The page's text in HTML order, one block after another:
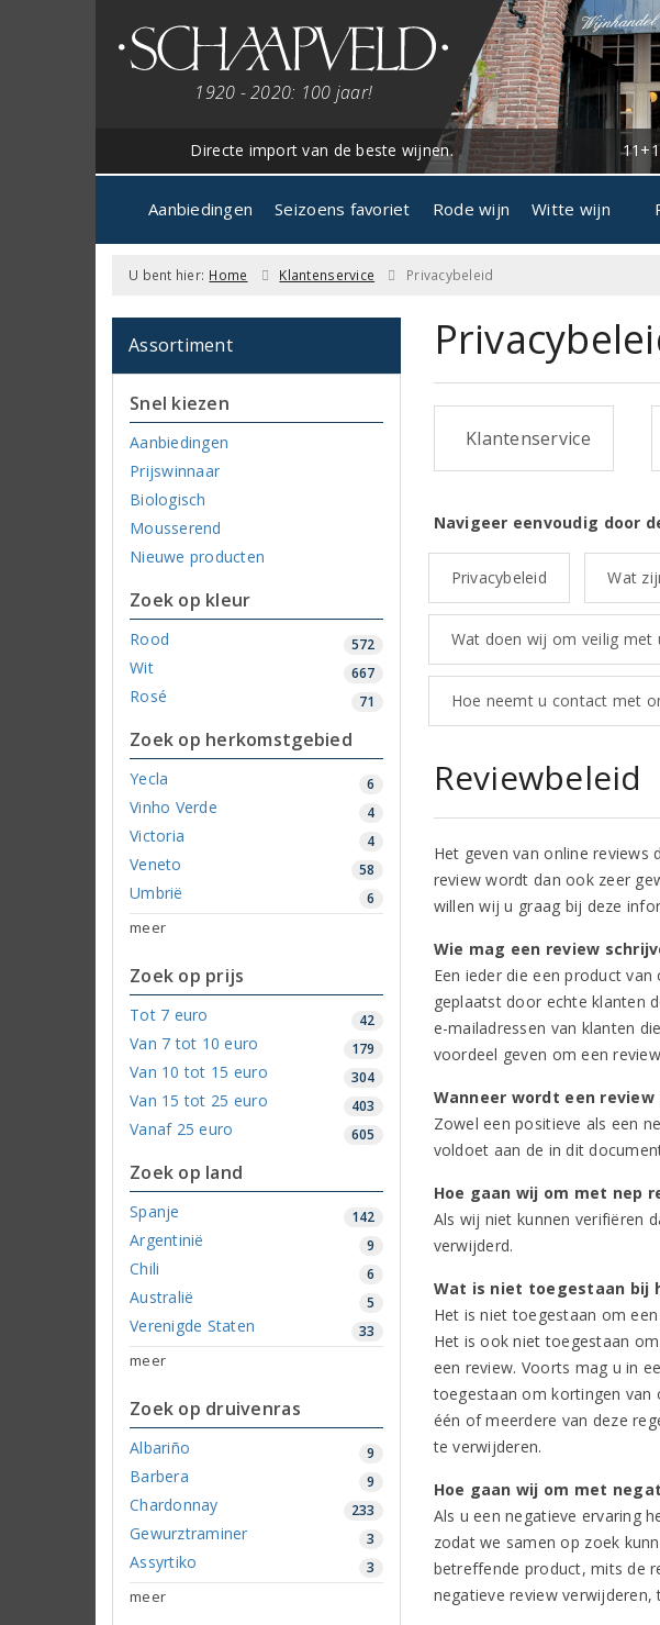
1920 - 2020: 100 jaar!
Directe import van de beste wijnen.
Aanbiedingen Seizoens favoriet Rode wijn Witte wijn
U bent hier: Home Klantenservice Privacybeleid
Assortiment
Snel kiezen
Aanbiedingen
Prijswinnaar
Biologisch
Mousserend
Nieuwe producten
Zoek op kleur
Rood 572
Wit 667
Rosé 71
Zoek op herkomstgebied
Yecla 6
Vinho Verde 4
Victoria 4
Veneto 58
Umbrië 6
meer
Zoek op prijs
Tot 7 euro 42
Van 7 tot 10 euro 179
Van 10 tot 15 euro 304
Van 15 tot 25 euro 403
Vanaf 25 euro 605
Zoek op land
Spanje 142
Argentinië 9
Chili 6
Australië 5
Verenigde Staten 33
meer
Zoek op druivenras
Albariño 9
Barbera 9
Chardonnay 233
Gewurztraminer 3
Assyrtiko 3
meer
Klantenservice
Navigeer eenvoudig door
Privacybeleid Wat
Wat doen wij om veilig
Hoe neemt u contact met
Reviewbeleid
Het geven van online reviews
review wordt dan ook zeer
willen wij u graag bij deze
Wie mag een review
Een ieder die een product
geplaatst door echte klanten
e-mailadressen van klanten
voordeel geven om een
Wanneer wordt een
Zowel een positieve als een
voldoet aan de in dit
Hoe gaan wij om met nep
Als wij niet kunnen verifiëren
verwijderd.
Wat is niet toegestaan bij
Het is niet toegestaan om
Het is ook niet toegestaan
een review. Voorts mag u in
toegestaan om kortingen van
één of meerdere van deze
te verwijderen.
Hoe gaan wij om met
Als u een negatieve ervaring
zodat we samen op zoek
betreffende product, mits de
negatieve review